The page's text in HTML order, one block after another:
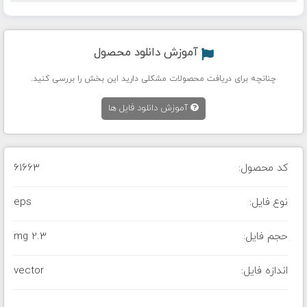
آموزش دانلود محصول
چنانچه برای دریافت محصولات مشکلی دارید این بخش را بررسی کنید.
آموزش دانلود فایل ها
کد محصول: 61663
نوع فایل: eps
حجم فایل: 2.3 mg
اندازه فایل: vector